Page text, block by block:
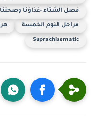
فصل الشتاء -غذاؤنا وصحتنا
مراحل النوم الخمسة
Suprachiasmatic